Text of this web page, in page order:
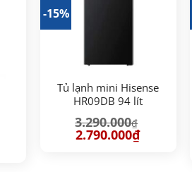
-15%
Tủ lạnh mini Hisense
HR09DB 94 lít
3.290.000₫
Giá
gốc
2.790.000₫Giá